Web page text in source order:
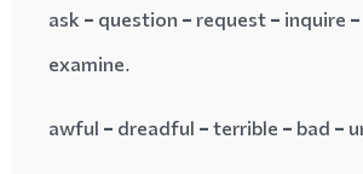
ask = question = request = inquire
examine.
awful = dreadful = terrible = bad =